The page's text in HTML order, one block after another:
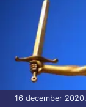
16 december